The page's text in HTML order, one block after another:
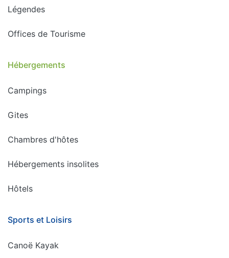
Légendes
Offices de Tourisme
Hébergements
Campings
Gites
Chambres d'hôtes
Hébergements insolites
Hôtels
Sports et Loisirs
Canoë Kayak